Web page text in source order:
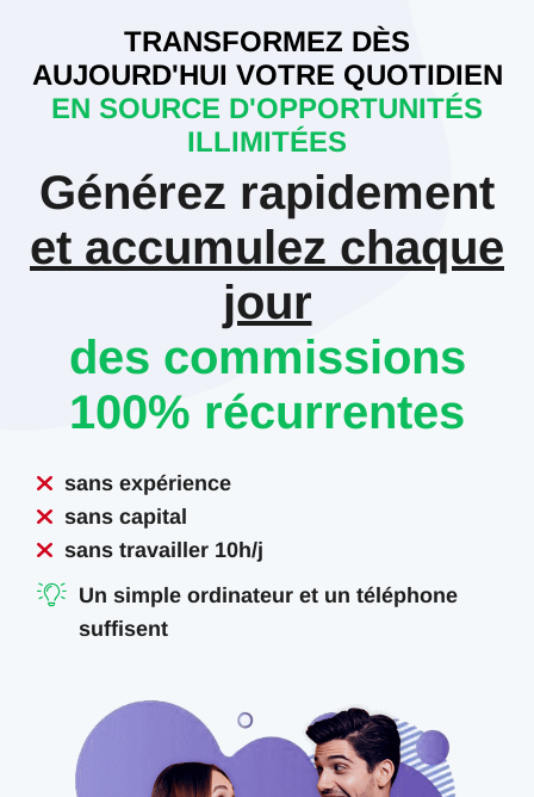
TRANSFORMEZ DÈS
AUJOURD'HUI VOTRE QUOTIDIEN
EN SOURCE D'OPPORTUNITÉS
ILLIMITÉES
Générez rapidement
et accumulez chaque
jour
des commissions
100% récurrentes
sans expérience
sans capital
sans travailler 10h/j
Un simple ordinateur et un téléphone
suffisent